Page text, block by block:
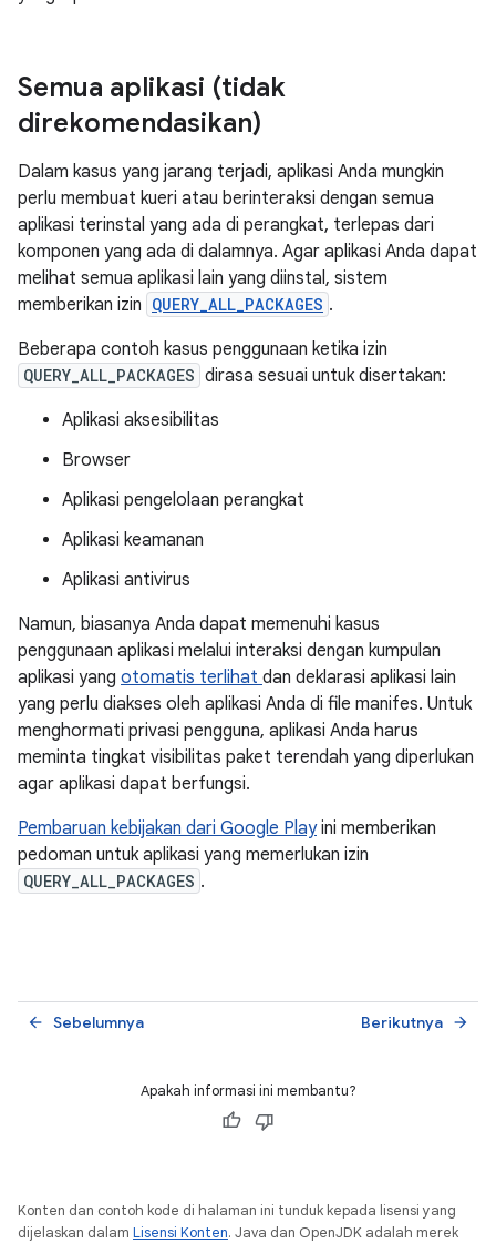
Semua aplikasi (tidak
direkomendasikan)
Dalam kasus yang jarang terjadi, aplikasi Anda mungkin
perlu membuat kueri atau berinteraksi dengan semua
aplikasi terinstal yang ada di perangkat, terlepas dari
komponen yang ada di dalamnya. Agar aplikasi Anda dapat
melihat semua aplikasi lain yang diinstal, sistem
memberikan izin QUERY_ALL_PACKAGES .
Beberapa contoh kasus penggunaan ketika izin
QUERY_ALL_PACKAGES dirasa sesuai untuk disertakan:
Aplikasi aksesibilitas
Browser
Aplikasi pengelolaan perangkat
Aplikasi keamanan
Aplikasi antivirus
Namun, biasanya Anda dapat memenuhi kasus
penggunaan aplikasi melalui interaksi dengan kumpulan
aplikasi yang otomatis terlihat dan deklarasi aplikasi lain
yang perlu diakses oleh aplikasi Anda di file manifes. Untuk
menghormati privasi pengguna, aplikasi Anda harus
meminta tingkat visibilitas paket terendah yang diperlukan
agar aplikasi dapat berfungsi.
Pembaruan kebijakan dari Google Playini memberikan
pedoman untuk aplikasi yang memerlukan izin
QUERY_ALL_PACKAGES .
Sebelumnya
arrow_back Berikutnya arrow_forward
Apakah informasi ini membantu?
Konten dan contoh kode di halaman ini tunduk kepada lisensi yang
dijelaskan dalam Lisensi Konten. Java dan OpenJDK adalah merek